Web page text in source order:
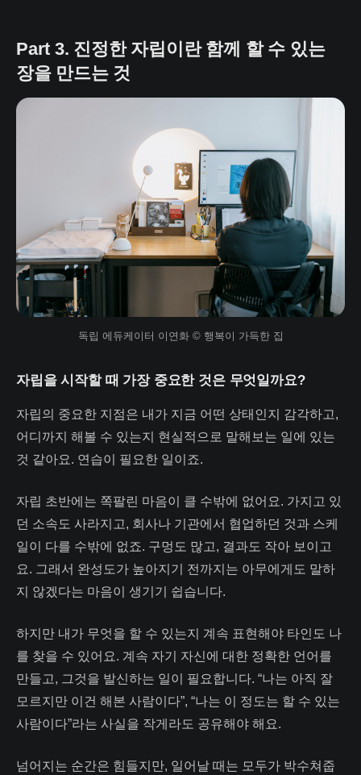
Part 3. 진정한 자립이란 함께 할 수 있는
장을 만드는 것
독립 에듀케이터 이연화 © 행복이 가득한 집
자립을 시작할 때 가장 중요한 것은 무엇일까요?
자립의 중요한 지점은 내가 지금 어떤 상태인지 감각하고,
어디까지 해볼 수 있는지 현실적으로 말해보는 일에 있는
것 같아요. 연습이 필요한 일이죠.
자립 초반에는 쪽팔린 마음이 클 수밖에 없어요. 가지고 있
던 소속도 사라지고, 회사나 기관에서 협업하던 것과 스케
일이 다를 수밖에 없죠. 구멍도 많고, 결과도 작아 보이고
요. 그래서 완성도가 높아지기 전까지는 아무에게도 말하
지 않겠다는 마음이 생기기 쉽습니다.
하지만 내가 무엇을 할 수 있는지 계속 표현해야 타인도 나
를 찾을 수 있어요. 계속 자기 자신에 대한 정확한 언어를
만들고, 그것을 발신하는 일이 필요합니다. “나는 아직 잘
모르지만 이건 해본 사람이다”, “나는 이 정도는 할 수 있는
사람이다”라는 사실을 작게라도 공유해야 해요.
넘어지는 순간은 힘들지만, 일어날 때는 모두가 박수쳐줍